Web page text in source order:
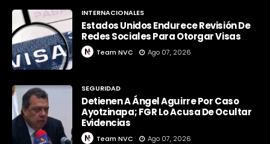
INTERNACIONALES
Estados Unidos Endurece Revisión De
Redes Sociales Para Otorgar Visas
Team NVC Ago 07, 2026
SEGURIDAD
Detienen A Ángel Aguirre Por Caso
Ayotzinapa; FGR Lo Acusa De Ocultar
Evidencias
Team NVC Ago 07, 2026